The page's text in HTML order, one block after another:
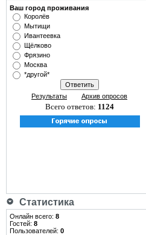
Ваш город проживания
Королёв
Мытищи
Ивантеевка
Щёлково
Фрязино
Москва
*другой*
Результаты Архив опросов
Всего ответов: 1124
Статистика
Онлайн всего: 8
Гостей: 8
Пользователей: 0